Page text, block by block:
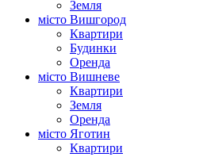
Земля
місто Вишгород
Квартири
Будинки
Оренда
місто Вишневе
Квартири
Земля
Оренда
місто Яготин
Квартири